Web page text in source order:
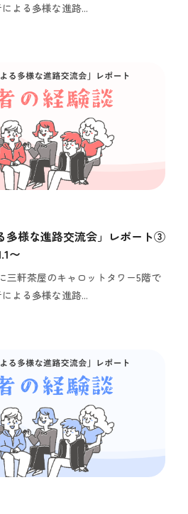
よる多様な進路...
多様な進路交流会」レポート③
〜
三軒茶屋のキャロットタワー5階で
よる多様な進路...